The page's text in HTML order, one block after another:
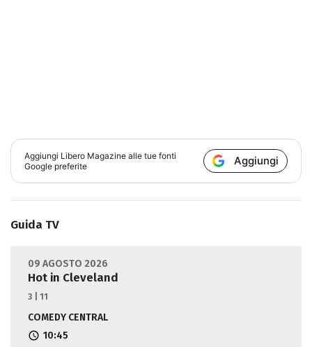
Aggiungi Libero Magazine alle tue fonti
Google preferite
Aggiungi
Guida TV
09 AGOSTO 2026
Hot in Cleveland
3 | 11
COMEDY CENTRAL
10:45